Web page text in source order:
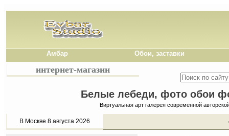
Амбар Обои, заставки
интернет-магазин
Белые лебеди, фото обои
Виртуальная арт галерея современной
В Москве 8 августа 2026